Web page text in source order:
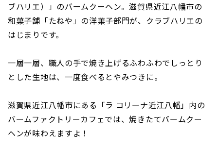
ブハリエ）」のバームクーヘン。滋賀県近江八幡市の
和菓子舗「たねや」の洋菓子部門が、クラブハリエの
はじまりです。
一層一層、職人の手で焼き上げるふわふわでしっとり
とした生地は、一度食べるとやみつきに。
滋賀県近江八幡市にある「ラ コリーナ近江八幡」内の
バームファクトリーカフェでは、焼きたてバームクー
ヘンが味わえますよ！